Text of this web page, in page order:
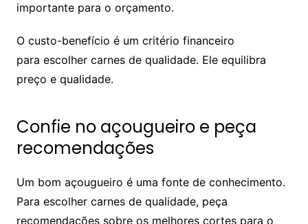
importante para o orçamento.
O custo-benefício é um critério financeiro
para escolher carnes de qualidade. Ele equilibra
preço e qualidade.
Confie no açougueiro e peça
recomendações
Um bom açougueiro é uma fonte de conhecimento.
Para escolher carnes de qualidade, peça
recomendações sobre os melhores cortes para o